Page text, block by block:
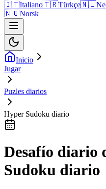
🇮🇹Italiano🇹🇷Türkçe🇳🇱
🇳🇴Norsk
Inicio
Jugar
Puzles diarios
Hyper Sudoku diario
Desafío diario
Sudoku diario